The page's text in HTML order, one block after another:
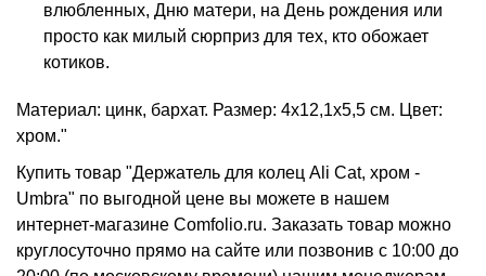
влюбленных, Дню матери, на День рождения или
просто как милый сюрприз для тех, кто обожает
котиков.
Материал: цинк, бархат. Размер: 4х12,1х5,5 см. Цвет:
хром."
Купить товар "Держатель для колец Ali Cat, хром -
Umbra" по выгодной цене вы можете в нашем
интернет-магазине Comfolio.ru. Заказать товар можно
круглосуточно прямо на сайте или позвонив с 10:00 до